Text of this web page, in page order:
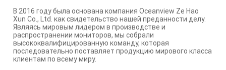
В 2016 году была основана компания Oceanview Ze Hao
Xun Co., Ltd. как свидетельство нашей преданности делу.
Являясь мировым лидером в производстве и
распространении мониторов, мы собрали
высококвалифицированную команду, которая
последовательно поставляет продукцию мирового класса
клиентам по всему миру.